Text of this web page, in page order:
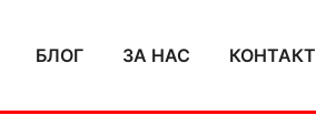
БЛОГ ЗА НАС КОНТАКТ